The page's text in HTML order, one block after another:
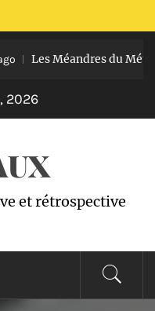
Méandres du Métavers –
2026
et rétrospective